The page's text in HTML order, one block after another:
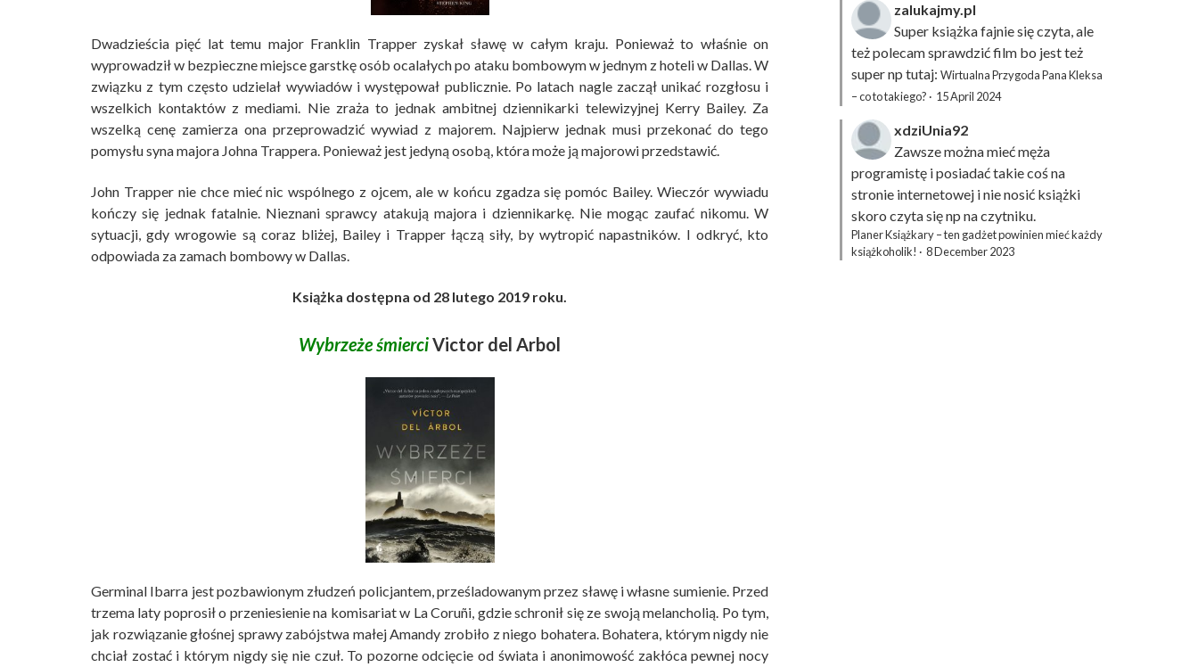
Dwadzieścia pięć lat temu major Franklin Trapper zyskał sławę w całym kraju. Ponieważ to właśnie on
wyprowadził w bezpieczne miejsce garstkę osób ocalałych po ataku bombowym w jednym z hoteli w Dallas. W
związku z tym często udzielał wywiadów i występował publicznie. Po latach nagle zaczął unikać rozgłosu i
wszelkich kontaktów z mediami. Nie zraża to jednak ambitnej dziennikarki telewizyjnej Kerry Bailey. Za
wszelką cenę zamierza ona przeprowadzić wywiad z majorem. Najpierw jednak musi przekonać do tego
pomysłu syna majora Johna Trappera. Ponieważ jest jedyną osobą, która może ją majorowi przedstawić.
John Trapper nie chce mieć nic wspólnego z ojcem, ale w końcu zgadza się pomóc Bailey. Wieczór wywiadu
kończy się jednak fatalnie. Nieznani sprawcy atakują majora i dziennikarkę. Nie mogąc zaufać nikomu. W
sytuacji, gdy wrogowie są coraz bliżej, Bailey i Trapper łączą siły, by wytropić napastników. I odkryć, kto
odpowiada za zamach bombowy w Dallas.
Książka dostępna od 28 lutego 2019 roku.
Wybrzeże śmierciVictor del Arbol
Germinal Ibarra jest pozbawionym złudzeń policjantem, prześladowanym przez sławę i własne sumienie. Przed
trzema laty poprosił o przeniesienie na komisariat w La Coruñi, gdzie schronił się ze swoją melancholią. Po tym,
jak rozwiązanie głośnej sprawy zabójstwa małej Amandy zrobiło z niego bohatera. Bohatera, którym nigdy nie
chciał zostać i którym nigdy się nie czuł. To pozorne odcięcie od świata i anonimowość zakłóca pewnej nocy
zalukajmy.pl
Super książka fajnie się czyta, ale
też polecam sprawdzić film bo jest też
super np tutaj: Wirtualna Przygoda Pana Kleksa
– co to takiego? · 15 April 2024
xdziUnia92
Zawsze można mieć męża
programistę i posiadać takie coś na
stronie internetowej i nie nosić książki
skoro czyta się np na czytniku.
Planer Książkary – ten gadżet powinien mieć każdy
książkoholik! · 8 December 2023